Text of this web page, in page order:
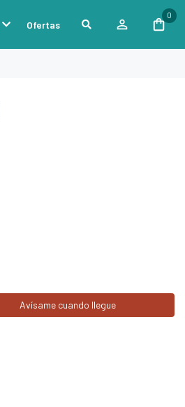
Ofertas
0
Avísame cuando llegue